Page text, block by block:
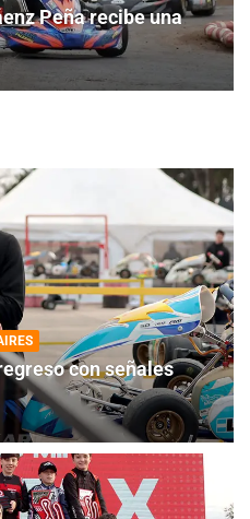
Peña recibe una
con señales